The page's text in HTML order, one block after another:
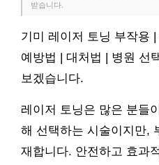
받습니다.
기미 레이저 토닝 부작용
예방법 | 대처법 | 병원 선
보겠습니다.
레이저 토닝은 많은 분들
해 선택하는 시술이지만,
재합니다. 안전하고 효과